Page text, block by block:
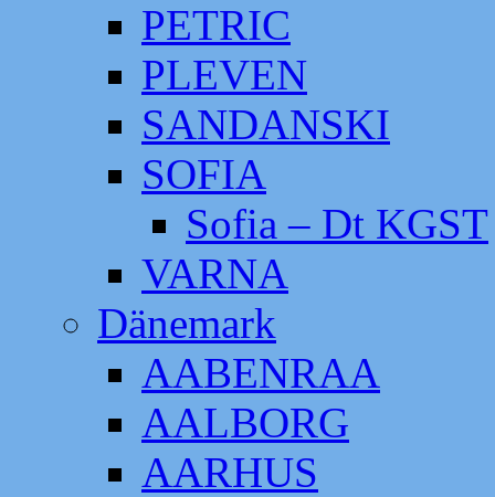
PETRIC
PLEVEN
SANDANSKI
SOFIA
Sofia – Dt KGST
VARNA
Dänemark
AABENRAA
AALBORG
AARHUS